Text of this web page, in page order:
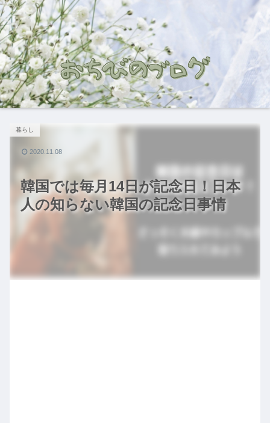
韓国では毎月14日が記念日！日本
人の知らない韓国の記念日事情
暮らし
2020.11.08